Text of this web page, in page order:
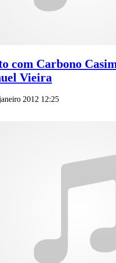
com Carbono
Vieira
2012 12:25